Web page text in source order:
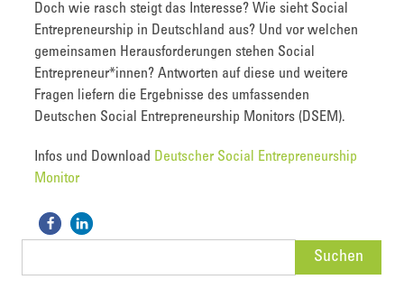
Doch wie rasch steigt das Interesse? Wie sieht Social
Entrepreneurship in Deutschland aus? Und vor welchen
gemeinsamen Herausforderungen stehen Social
Entrepreneur*innen? Antworten auf diese und weitere
Fragen liefern die Ergebnisse des umfassenden
Deutschen Social Entrepreneurship Monitors (DSEM).
Infos und Download Deutscher Social Entrepreneurship
Monitor